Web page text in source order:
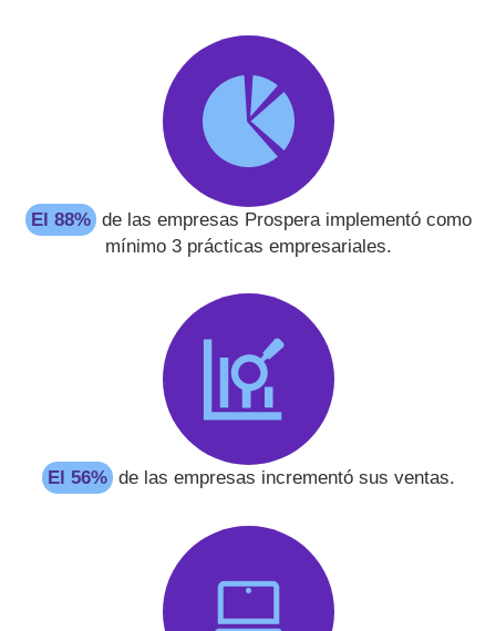
El 88% de las empresas Prospera implementó como
mínimo 3 prácticas empresariales.
El 56% de las empresas incrementó sus ventas.